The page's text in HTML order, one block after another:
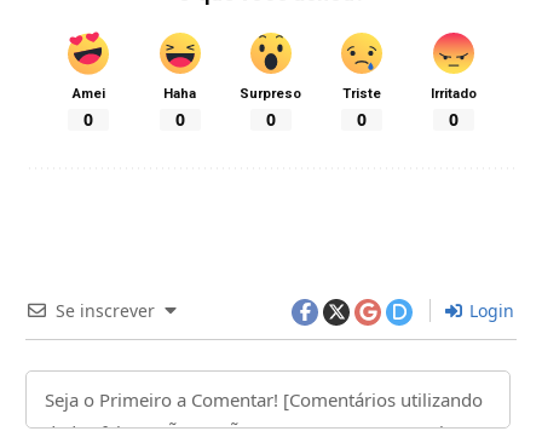
Amei
0
Haha
0
Surpreso
0
Triste
0
Irritado
0
Se inscrever Login